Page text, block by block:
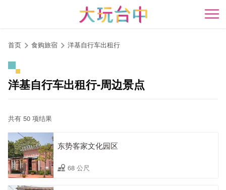
开
首页 食购旅宿 洋基自行车出租行
洋基自行车出租行-周边景点
共有 50 项结果
东势客家文化园区
68 公尺